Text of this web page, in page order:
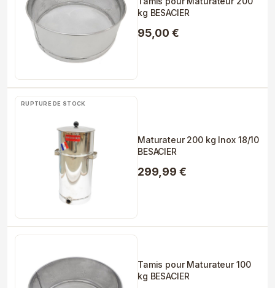
kg BESACIER
95,00 €
RUPTURE DE STOCK
Maturateur 200 kg Inox 18/10
BESACIER
299,99 €
Tamis pour Maturateur 100
kg BESACIER